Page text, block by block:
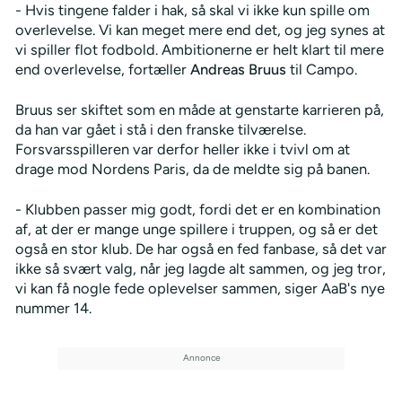
- Hvis tingene falder i hak, så skal vi ikke kun spille om
overlevelse. Vi kan meget mere end det, og jeg synes at
vi spiller flot fodbold. Ambitionerne er helt klart til mere
end overlevelse, fortæller Andreas Bruus til Campo.
Bruus ser skiftet som en måde at genstarte karrieren på,
da han var gået i stå i den franske tilværelse.
Forsvarsspilleren var derfor heller ikke i tvivl om at
drage mod Nordens Paris, da de meldte sig på banen.
- Klubben passer mig godt, fordi det er en kombination
af, at der er mange unge spillere i truppen, og så er det
også en stor klub. De har også en fed fanbase, så det var
ikke så svært valg, når jeg lagde alt sammen, og jeg tror,
vi kan få nogle fede oplevelser sammen, siger AaB's nye
nummer 14.